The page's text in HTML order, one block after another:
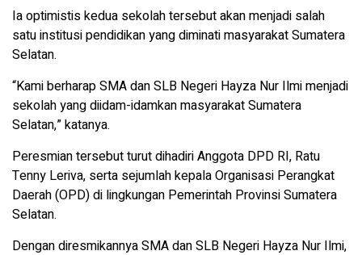
Ia optimistis kedua sekolah tersebut akan menjadi salah
satu institusi pendidikan yang diminati masyarakat Sumatera
Selatan.
“Kami berharap SMA dan SLB Negeri Hayza Nur Ilmi menjadi
sekolah yang diidam-idamkan masyarakat Sumatera
Selatan,” katanya.
Peresmian tersebut turut dihadiri Anggota DPD RI, Ratu
Tenny Leriva, serta sejumlah kepala Organisasi Perangkat
Daerah (OPD) di lingkungan Pemerintah Provinsi Sumatera
Selatan.
Dengan diresmikannya SMA dan SLB Negeri Hayza Nur Ilmi,